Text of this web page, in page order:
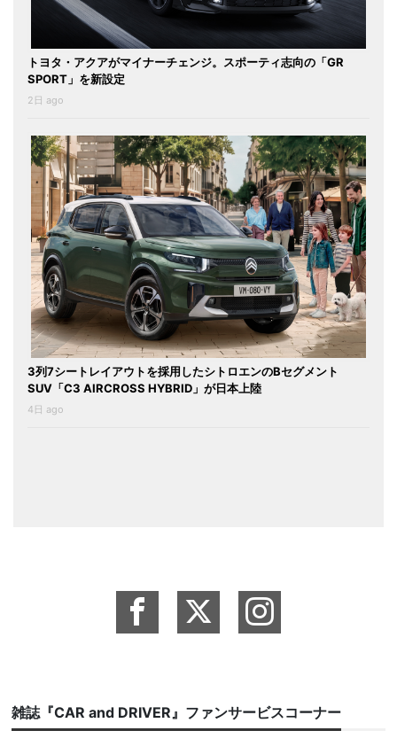
トヨタ・アクアがマイナーチェンジ。スポーティ志向の「GR
SPORT」を新設定
2日 ago
3列7シートレイアウトを採用したシトロエンのBセグメント
SUV「C3 AIRCROSS HYBRID」が日本上陸
4日 ago
雑誌『CAR and DRIVER』ファンサービスコーナー